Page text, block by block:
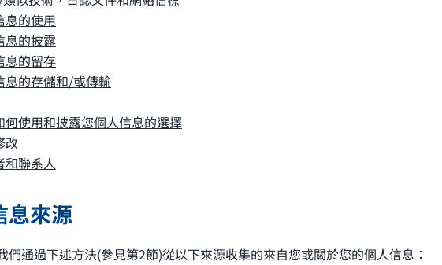
息的使用
息的披露
息的留存
息的存儲和/或傳輸
何使用和披露您個人信息的選擇
改
和聯系人
息來源
們通過下述方法(參見第2節)從以下來源收集的來自您或關於您的個人信息：